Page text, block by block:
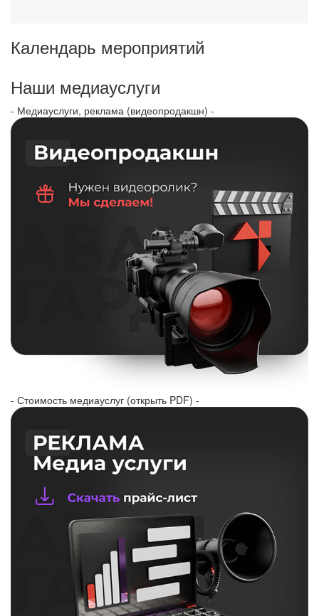
Календарь мероприятий
Наши медиауслуги
- Медиауслуги, реклама (видеопродакшн) -
- Стоимость медиауслуг (открыть PDF) -